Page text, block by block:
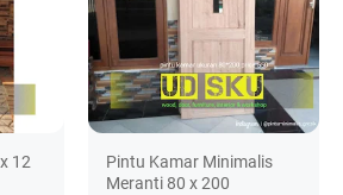
12
Pintu Kamar Minimalis
Meranti 80 x 200